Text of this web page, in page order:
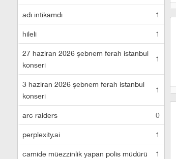
adı intikamdı 1
hileli 1
27 haziran 2026 şebnem ferah istanbul
konseri
1
3 haziran 2026 şebnem ferah istanbul
konseri
1
arc raiders 0
perplexity.ai 1
camide müezzinlik yapan polis müdürü 1